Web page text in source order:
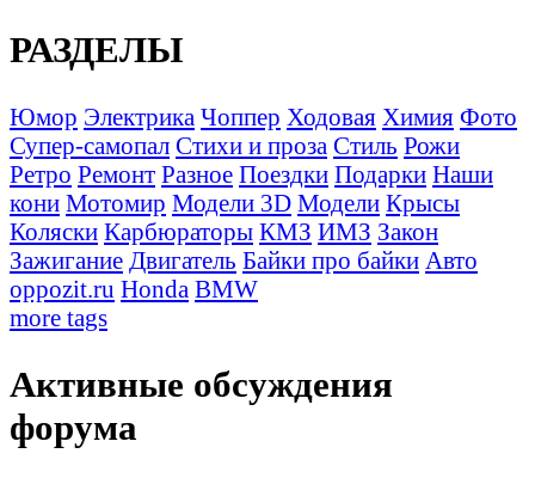
РАЗДЕЛЫ
Юмор Электрика Чоппер Ходовая Химия Фото
Супер-самопал Стихи и проза Стиль Рожи
Ретро Ремонт Разное Поездки Подарки Наши
кони Мотомир Модели 3D Модели Крысы
Коляски Карбюраторы КМЗ ИМЗ Закон
Зажигание Двигатель Байки про байки Авто
oppozit.ru Honda BMW
more tags
Активные обсуждения
форума